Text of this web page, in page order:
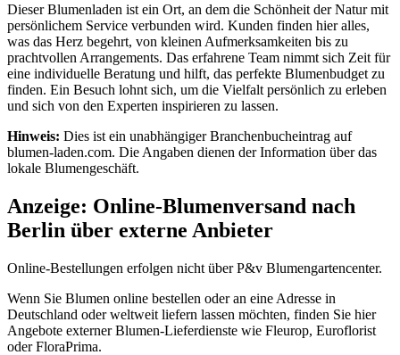
Dieser Blumenladen ist ein Ort, an dem die Schönheit der Natur mit
persönlichem Service verbunden wird. Kunden finden hier alles,
was das Herz begehrt, von kleinen Aufmerksamkeiten bis zu
prachtvollen Arrangements. Das erfahrene Team nimmt sich Zeit für
eine individuelle Beratung und hilft, das perfekte Blumenbudget zu
finden. Ein Besuch lohnt sich, um die Vielfalt persönlich zu erleben
und sich von den Experten inspirieren zu lassen.
Hinweis: Dies ist ein unabhängiger Branchenbucheintrag auf
blumen-laden.com. Die Angaben dienen der Information über das
lokale Blumengeschäft.
Anzeige: Online-Blumenversand nach
Berlin über externe Anbieter
Online-Bestellungen erfolgen nicht über P&v Blumengartencenter.
Wenn Sie Blumen online bestellen oder an eine Adresse in
Deutschland oder weltweit liefern lassen möchten, finden Sie hier
Angebote externer Blumen-Lieferdienste wie Fleurop, Euroflorist
oder FloraPrima.